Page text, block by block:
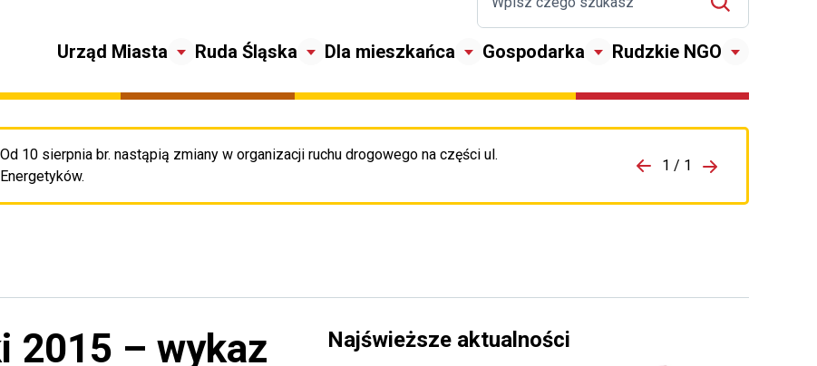
Urząd Miasta Ruda Śląska Dla mieszkańca Gospodarka Rudzkie NGO
Od 10 sierpnia br. nastąpią zmiany w organizacji ruchu drogowego na części ul.
Energetyków.
Przejdź do porzpedniego komunikatu 1 / 1
Przejdź do
2015 – wykaz
Najświeższe aktualności